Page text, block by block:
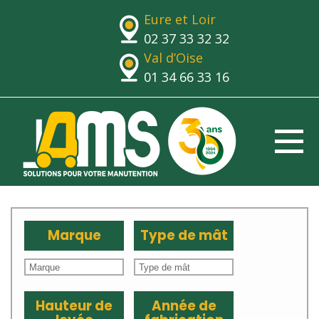
Eure et Loir
02 37 33 32 32
Val d’Oise
01 34 66 33 16
Marque Type de mât
Hauteur de
Année de